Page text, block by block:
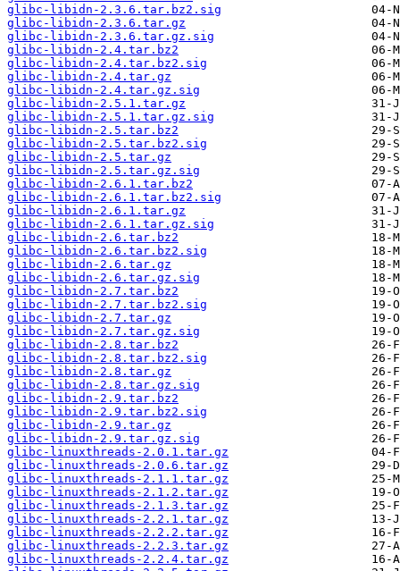
glibc-libidn-2.3.6.tar.bz2.sig
glibc-libidn-2.3.6.tar.gz
glibc-libidn-2.3.6.tar.gz.sig
glibc-libidn-2.4.tar.bz2
glibc-libidn-2.4.tar.bz2.sig
glibc-libidn-2.4.tar.gz
glibc-libidn-2.4.tar.gz.sig
glibc-libidn-2.5.1.tar.gz
glibc-libidn-2.5.1.tar.gz.sig
glibc-libidn-2.5.tar.bz2
glibc-libidn-2.5.tar.bz2.sig
glibc-libidn-2.5.tar.gz
glibc-libidn-2.5.tar.gz.sig
glibc-libidn-2.6.1.tar.bz2
glibc-libidn-2.6.1.tar.bz2.sig
glibc-libidn-2.6.1.tar.gz
glibc-libidn-2.6.1.tar.gz.sig
glibc-libidn-2.6.tar.bz2
glibc-libidn-2.6.tar.bz2.sig
glibc-libidn-2.6.tar.gz
glibc-libidn-2.6.tar.gz.sig
glibc-libidn-2.7.tar.bz2
glibc-libidn-2.7.tar.bz2.sig
glibc-libidn-2.7.tar.gz
glibc-libidn-2.7.tar.gz.sig
glibc-libidn-2.8.tar.bz2
glibc-libidn-2.8.tar.bz2.sig
glibc-libidn-2.8.tar.gz
glibc-libidn-2.8.tar.gz.sig
glibc-libidn-2.9.tar.bz2
glibc-libidn-2.9.tar.bz2.sig
glibc-libidn-2.9.tar.gz
glibc-libidn-2.9.tar.gz.sig
glibc-linuxthreads-2.0.1.tar.gz
glibc-linuxthreads-2.0.6.tar.gz
glibc-linuxthreads-2.1.1.tar.gz
glibc-linuxthreads-2.1.2.tar.gz
glibc-linuxthreads-2.1.3.tar.gz
glibc-linuxthreads-2.2.1.tar.gz
glibc-linuxthreads-2.2.2.tar.gz
glibc-linuxthreads-2.2.3.tar.gz
glibc-linuxthreads-2.2.4.tar.gz